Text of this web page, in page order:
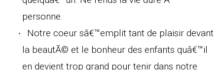
personne.
Notre coeur sâ€™emplit tant de plaisir devant
la beautÃ© et le bonheur des enfants quâ€™il
en devient trop grand pour tenir dans notre